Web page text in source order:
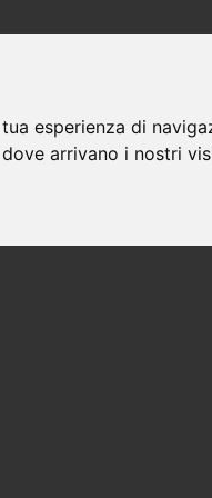
esperienza di
arrivano i nostri
costa di